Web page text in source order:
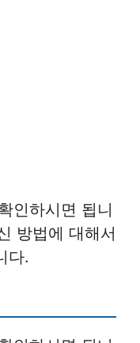
인하시면 됩니
방법에 대해서
다.